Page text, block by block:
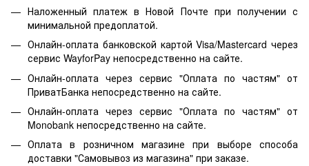
Наложенный платеж в Новой Почте при получении с
минимальной предоплатой.
Онлайн-оплата банковской картой Visa/Mastercard через
сервис WayforPay непосредственно на сайте.
Онлайн-оплата через сервис "Оплата по частям" от
ПриватБанка непосредственно на сайте.
Онлайн-оплата через сервис "Оплата по частям" от
Monobank непосредственно на сайте.
Оплата в розничном магазине при выборе способа
доставки "Самовывоз из магазина" при заказе.